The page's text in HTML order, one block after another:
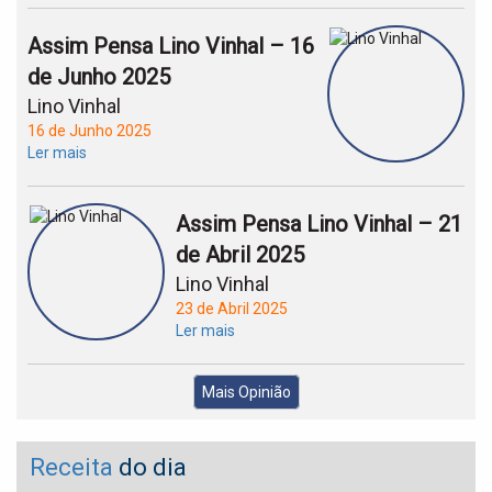
Assim Pensa Lino Vinhal – 16
de Junho 2025
Lino Vinhal
16 de Junho 2025
Ler mais
Assim Pensa Lino Vinhal – 21
de Abril 2025
Lino Vinhal
23 de Abril 2025
Ler mais
Mais Opinião
Receita do dia